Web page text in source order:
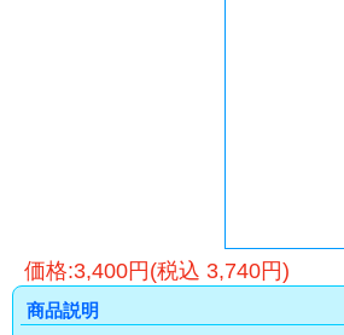
価格:3,400円(税込 3,740円)
商品説明